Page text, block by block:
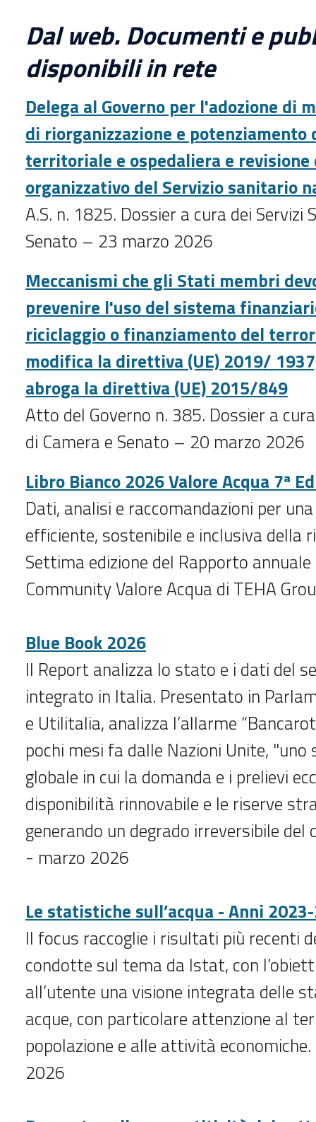
Dal web. Documenti e
disponibili in rete
Delega al Governo per l'adozione di
di riorganizzazione e potenziamento
territoriale e ospedaliera e revisione
organizzativo del Servizio sanitario
A.S. n. 1825. Dossier a cura dei Servizi
Senato – 23 marzo 2026
Meccanismi che gli Stati membri
prevenire l'uso del sistema
riciclaggio o finanziamento del
modifica la direttiva (UE) 2019/
abroga la direttiva (UE) 2015/849
Atto del Governo n. 385. Dossier a
di Camera e Senato – 20 marzo 2026
Libro Bianco 2026 Valore Acqua 7ª
Dati, analisi e raccomandazioni per
efficiente, sostenibile e inclusiva della
Settima edizione del Rapporto
Community Valore Acqua di TEHA
Blue Book 2026
Il Report analizza lo stato e i dati del
integrato in Italia. Presentato in
e Utilitalia, analizza l’allarme
pochi mesi fa dalle Nazioni Unite,
globale in cui la domanda e i prelievi
disponibilità rinnovabile e le riserve
generando un degrado irreversibile
- marzo 2026
Le statistiche sull’acqua - Anni
Il focus raccoglie i risultati più recenti
condotte sul tema da Istat, con
all’utente una visione integrata delle
acque, con particolare attenzione al
popolazione e alle attività
2026